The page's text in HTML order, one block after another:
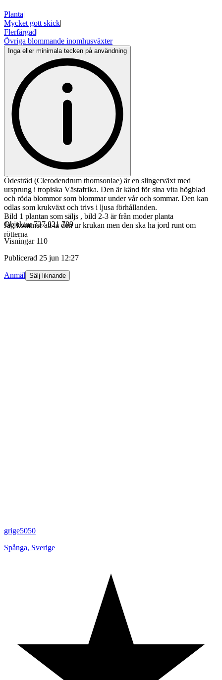
Planta|
Mycket gott skick|
Flerfärgad|
Övriga blommande inomhusväxter
Inga eller minimala tecken på användning
Ödesträd (Clerodendrum thomsoniae) är en slingerväxt med
ursprung i tropiska Västafrika. Den är känd för sina vita högblad
och röda blommor som blommar under vår och sommar. Den kan
odlas som krukväxt och trivs i ljusa förhållanden.
Bild 1 plantan som säljs , bild 2-3 är från moder planta
Jag kommer att ta den ur krukan men den ska ha jord runt om
rötterna
Objektnr 737 821 789
Visningar 110
Publicerad 25 jun 12:27
Anmäl Sälj liknande
grige5050
Spånga, Sverige